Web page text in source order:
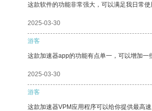
这款软件的功能非常强大，可以满足我日常使
2025-03-30
游客
这款加速器app的功能有点单一，可以增加一
2025-03-30
游客
这款加速器VPM应用程序可以给你提供最高